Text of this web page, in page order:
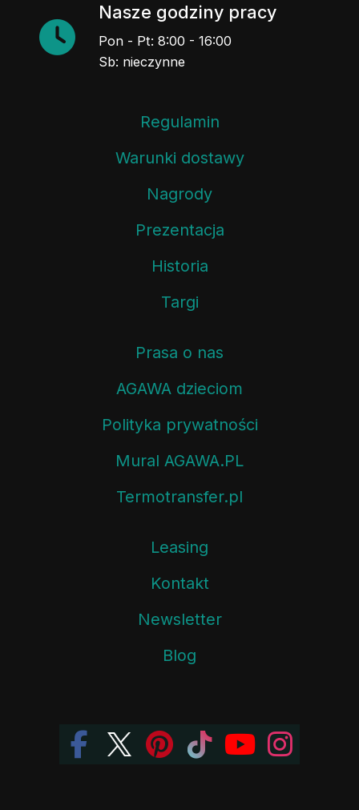
Nasze godziny pracy
Pon - Pt: 8:00 - 16:00
Sb: nieczynne
Regulamin
Warunki dostawy
Nagrody
Prezentacja
Historia
Targi
Prasa o nas
AGAWA dzieciom
Polityka prywatności
Mural AGAWA.PL
Termotransfer.pl
Leasing
Kontakt
Newsletter
Blog